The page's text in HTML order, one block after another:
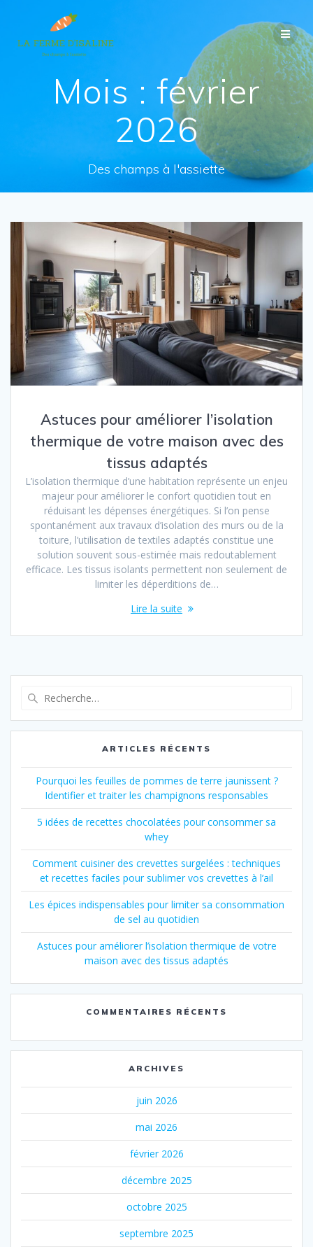
Mois : février
2026
Des champs à l'assiette
Astuces pour améliorer l’isolation
thermique de votre maison avec des
tissus adaptés
L’isolation thermique d’une habitation représente un enjeu
majeur pour améliorer le confort quotidien tout en
réduisant les dépenses énergétiques. Si l’on pense
spontanément aux travaux d’isolation des murs ou de la
toiture, l’utilisation de textiles adaptés constitue une
solution souvent sous-estimée mais redoutablement
efficace. Les tissus isolants permettent non seulement de
limiter les déperditions de…
Lire la suite
:
ARTICLES RÉCENTS
Pourquoi les feuilles de pommes de terre jaunissent ?
Identifier et traiter les champignons responsables
5 idées de recettes chocolatées pour consommer sa
whey
Comment cuisiner des crevettes surgelées : techniques
et recettes faciles pour sublimer vos crevettes à l’ail
Les épices indispensables pour limiter sa consommation
de sel au quotidien
Astuces pour améliorer l’isolation thermique de votre
maison avec des tissus adaptés
COMMENTAIRES RÉCENTS
ARCHIVES
juin 2026
mai 2026
février 2026
décembre 2025
octobre 2025
septembre 2025